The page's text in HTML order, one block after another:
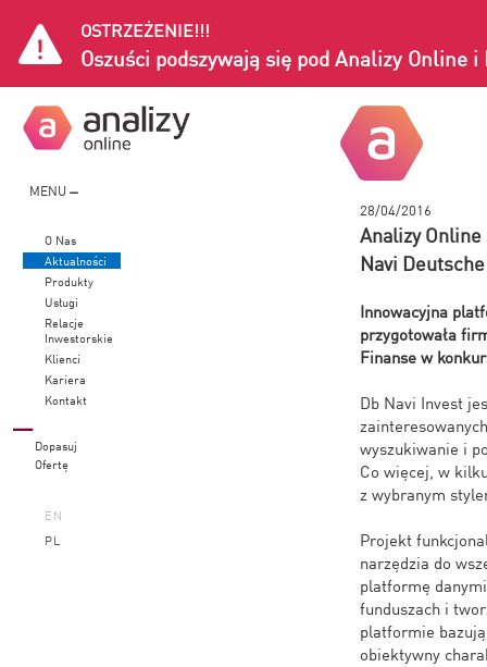
OSTRZEŻENIE!!!
Oszuści podszywają się pod Analizy Online i
MENU
O Nas
Aktualności
Produkty
Usługi
Relacje
Inwestorskie
Klienci
Kariera
Kontakt
Dopasuj
Ofertę
EN
PL
28/04/2016
Analizy
Navi
Innowacyjna
przygotowała
Finanse w
Db Navi Invest
wyszukiwanie i
Co więcej, w
z wybranym
Projekt
narzędzia do
platformę
funduszach i
platformie
obiektywny